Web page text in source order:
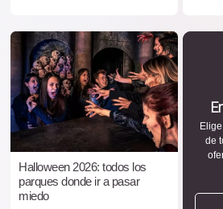
Halloween 2026: todos los
parques donde ir a pasar
miedo
de